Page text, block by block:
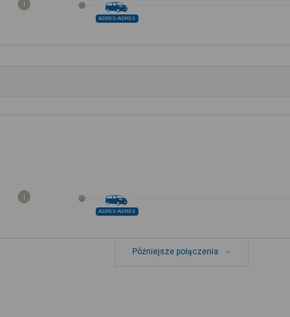
ADRES-ADRES
ADRES-ADRES
Późniejsze połączenia